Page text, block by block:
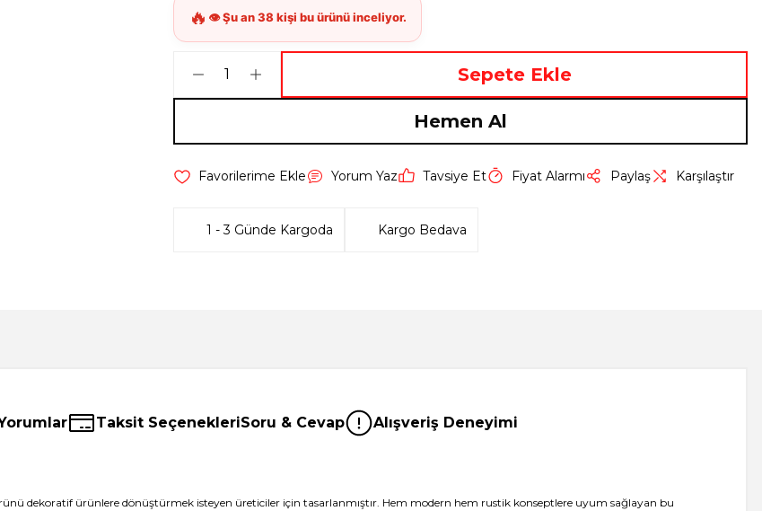
Sepete Ekle
Hemen Al
Yorum Yaz Tavsiye Et Fiyat Alarmı Paylaş Karşılaştır
1 - 3 Günde Kargoda Kargo Bedava
Taksit SeçenekleriSoru & Cevap Alışveriş Deneyimi
dekoratif ürünlere dönüştürmek isteyen üreticiler için tasarlanmıştır. Hem modern hem rustik konseptlere uyum sağlayan bu